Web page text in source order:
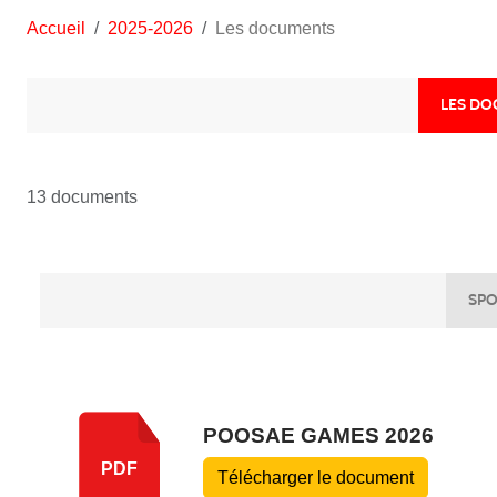
Accueil 2025-2026 Les documents
LES
13 documents
PDF
POOSAE GAMES 2026
Télécharger le document